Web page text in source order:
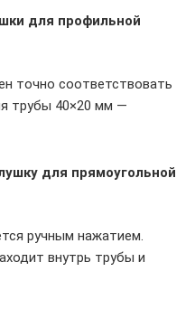
для профильной
точно соответствовать
трубы 40×20 мм —
для прямоугольной
ручным нажатием.
внутрь трубы и